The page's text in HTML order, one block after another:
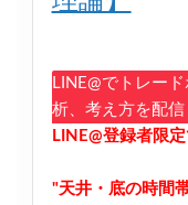
LINE@でトレー
析、考え方を配信
LINE@登録者限
"天井・底の時間